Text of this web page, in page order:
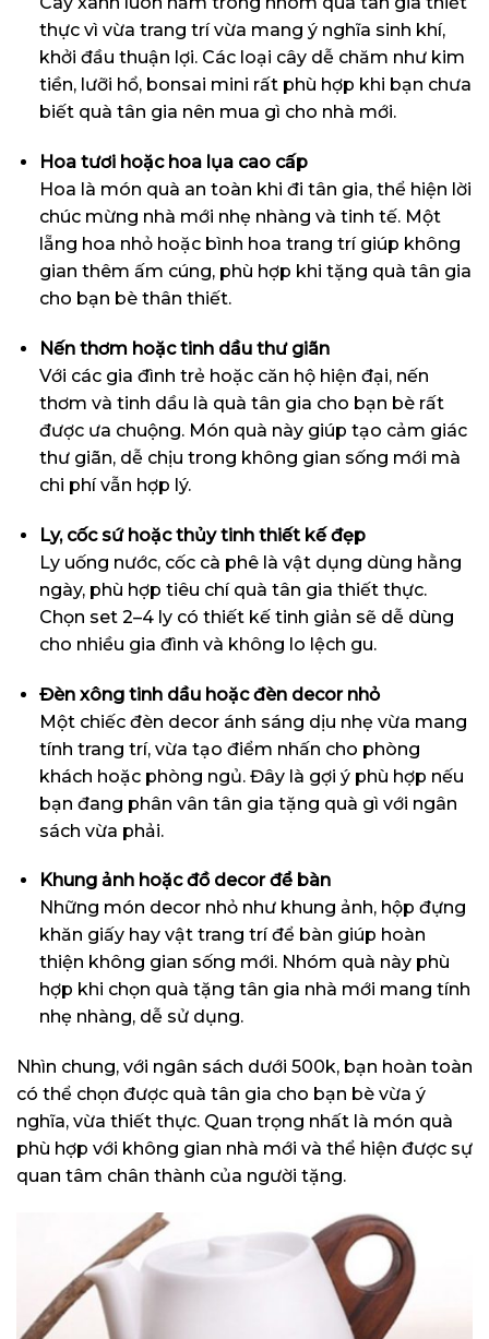
thực vì vừa trang trí vừa mang ý nghĩa sinh khí,
khởi đầu thuận lợi. Các loại cây dễ chăm như kim
tiền, lưỡi hổ, bonsai mini rất phù hợp khi bạn chưa
biết quà tân gia nên mua gì cho nhà mới.
Hoa tươi hoặc hoa lụa cao cấp
Hoa là món quà an toàn khi đi tân gia, thể hiện lời
chúc mừng nhà mới nhẹ nhàng và tinh tế. Một
lẵng hoa nhỏ hoặc bình hoa trang trí giúp không
gian thêm ấm cúng, phù hợp khi tặng quà tân gia
cho bạn bè thân thiết.
Nến thơm hoặc tinh dầu thư giãn
Với các gia đình trẻ hoặc căn hộ hiện đại, nến
thơm và tinh dầu là quà tân gia cho bạn bè rất
được ưa chuộng. Món quà này giúp tạo cảm giác
thư giãn, dễ chịu trong không gian sống mới mà
chi phí vẫn hợp lý.
Ly, cốc sứ hoặc thủy tinh thiết kế đẹp
Ly uống nước, cốc cà phê là vật dụng dùng hằng
ngày, phù hợp tiêu chí quà tân gia thiết thực.
Chọn set 2–4 ly có thiết kế tinh giản sẽ dễ dùng
cho nhiều gia đình và không lo lệch gu.
Đèn xông tinh dầu hoặc đèn decor nhỏ
Một chiếc đèn decor ánh sáng dịu nhẹ vừa mang
tính trang trí, vừa tạo điểm nhấn cho phòng
khách hoặc phòng ngủ. Đây là gợi ý phù hợp nếu
bạn đang phân vân tân gia tặng quà gì với ngân
sách vừa phải.
Khung ảnh hoặc đồ decor để bàn
Những món decor nhỏ như khung ảnh, hộp đựng
khăn giấy hay vật trang trí để bàn giúp hoàn
thiện không gian sống mới. Nhóm quà này phù
hợp khi chọn quà tặng tân gia nhà mới mang tính
nhẹ nhàng, dễ sử dụng.
Nhìn chung, với ngân sách dưới 500k, bạn hoàn toàn
có thể chọn được quà tân gia cho bạn bè vừa ý
nghĩa, vừa thiết thực. Quan trọng nhất là món quà
phù hợp với không gian nhà mới và thể hiện được sự
quan tâm chân thành của người tặng.